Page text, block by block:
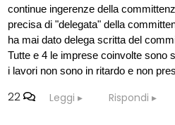
continue ingerenze della
precisa di "delegata" della
ha mai dato delega scritta del
Tutte e 4 le imprese coinvolte sono
i lavori non sono in ritardo e non
22 Leggi Rispondi